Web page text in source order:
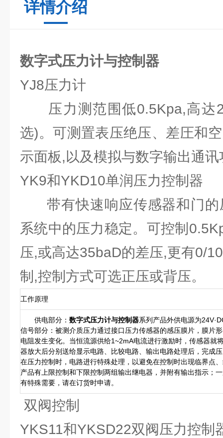
详情介绍
数字式压力计与控制器
YJ8压力计
压力测范围低0.5Kpa,高达
选)。可测置表压绝压、差圧和
示面板,以及模拟与数字输出通讯
YK9和YKD10单润压力控制器
带有快速响应传感器和门的
系统中的压力稳定。可控制
压,或高达35baD的差压,更有0/
制,控制方式可选正压或背压。
工作原理
供电部分： 数字式压力计与控制器系列产品外供电源为
信号部分：被测介质压力通过接口压力传感器的感压膜片，膜片
电阻发生变化。当恒流源供给1~2mA电流进行激励时，传感器就
器放大后分别送给显示电路、比较电路、输出电路处理后，完成
在压力控制时，电路进行特殊处理，以避免在控制时出现临界点
产品有上限控制和下限控制两组输出继电器，并附有输出指示；
有特殊需要，请在订货时申请。
双阀控制
YKS11和YKSD22双阀压力控制